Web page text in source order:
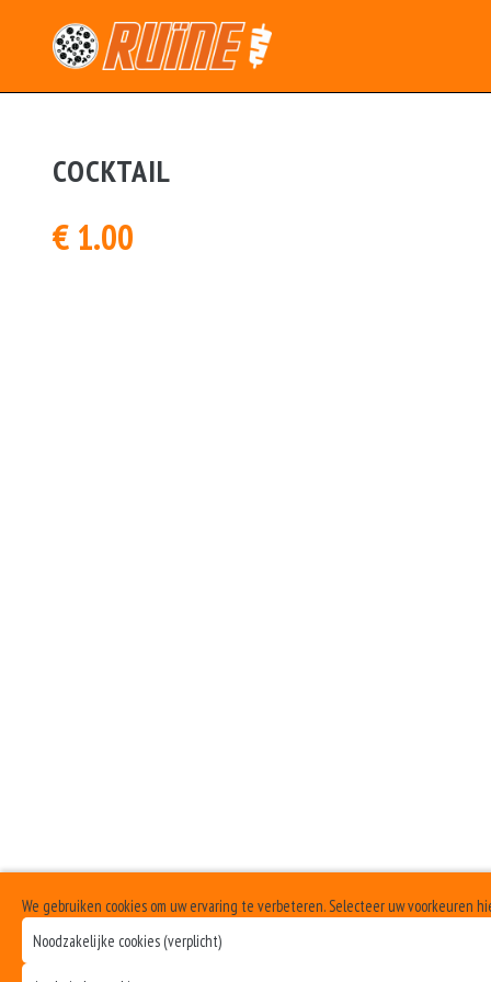
COCKTAIL
€ 1.00
We gebruiken cookies om uw ervaring te verbeteren. Selecteer uw voorkeuren
Noodzakelijke cookies (verplicht)